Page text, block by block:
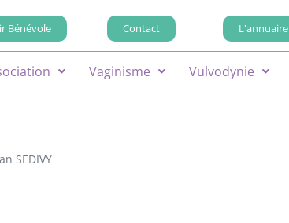
Bénévole Contact L'annuaire
Vaginisme Vulvodynie
SEDIVY